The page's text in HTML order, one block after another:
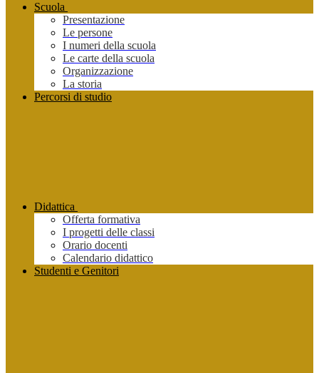
Scuola
Presentazione
Le persone
I numeri della scuola
Le carte della scuola
Organizzazione
La storia
Percorsi di studio
Didattica
Offerta formativa
I progetti delle classi
Orario docenti
Calendario didattico
Studenti e Genitori